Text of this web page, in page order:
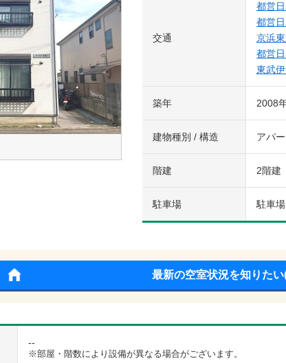
交通
都営
都営
京浜
都営
東武
築年 2008
建物種別 / 構造 アパ
階建 2階建
駐車場 駐車
最新の空室状況を知りたい
--
※部屋・階数により設備が異なる場合がございます。